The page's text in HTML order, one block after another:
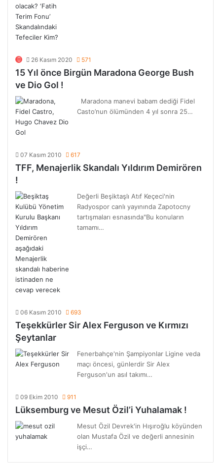
26 Kasım 2020 571
15 Yıl önce Birgün Maradona George Bush
ve Dio Gol !
Maradona manevi babam dediği Fidel
Casto’nun ölümünden 4 yıl sonra 25…
07 Kasım 2010 617
TFF, Menajerlik Skandalı Yıldırım Demirören
!
Değerli Beşiktaşlı Atıf Keçeci'nin
Radyospor canlı yayınında Zapotocny
tartışmaları esnasında"Bu konuların
tamamı…
06 Kasım 2010 693
Teşekkürler Sir Alex Ferguson ve Kırmızı
Şeytanlar
Fenerbahçe'nin Şampiyonlar Ligine veda
maçı öncesi, günlerdir Sir Alex
Ferguson'un asıl takımı…
09 Ekim 2010 911
Lüksemburg ve Mesut Özil’i Yuhalamak !
Mesut Özil Devrek'in Hışıroğlu köyünden
olan Mustafa Özil ve değerli annesinin
işçi…